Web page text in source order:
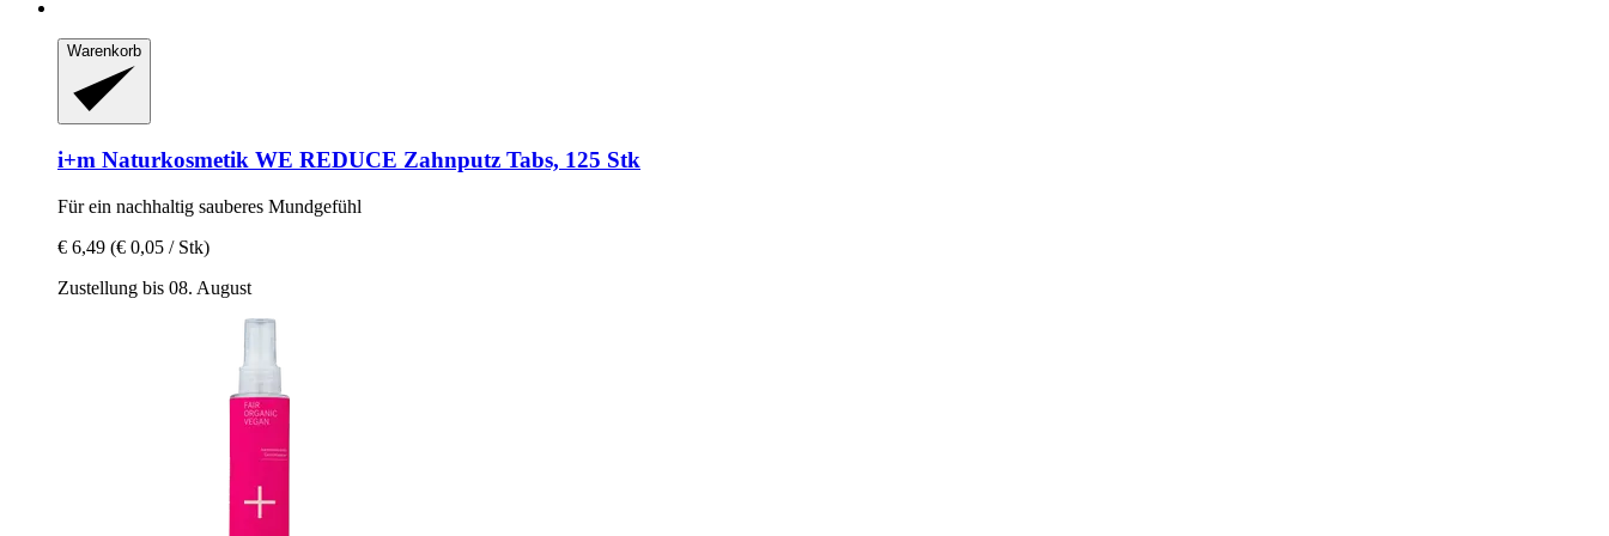
Warenkorb
i+m Naturkosmetik WE REDUCE Zahnputz Tabs, 125 Stk
Für ein nachhaltig sauberes Mundgefühl
€ 6,49 (€ 0,05 / Stk)
Zustellung bis 08. August